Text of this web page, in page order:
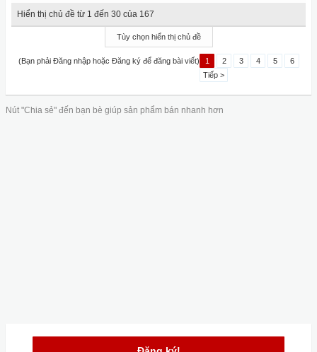
Hiển thị chủ đề từ 1 đến 30 của 167
Tùy chọn hiển thị chủ đề
(Bạn phải Đăng nhập hoặc Đăng ký để đăng bài viết) 1 2 3 4 5
6
Tiếp >
Nút "Chia sẻ" đến bạn bè giúp sản phẩm bán nhanh hơn